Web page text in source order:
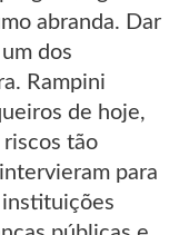
abranda. Dar
dos
Rampini
de hoje,
tão
para
instituições